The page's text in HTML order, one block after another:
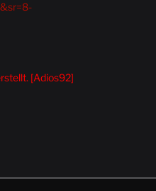
[Adios92]